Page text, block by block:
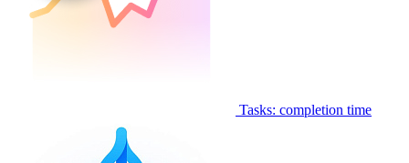
Tasks: completion time